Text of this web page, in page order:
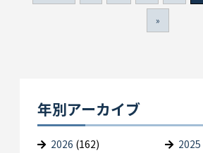
»
年別アーカイブ
2026 (162) 2025